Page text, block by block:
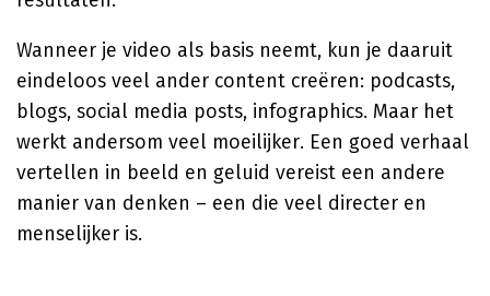
Wanneer je video als basis neemt, kun je daaruit
eindeloos veel ander content creëren: podcasts,
blogs, social media posts, infographics. Maar het
werkt andersom veel moeilijker. Een goed verhaal
vertellen in beeld en geluid vereist een andere
manier van denken – een die veel directer en
menselijker is.